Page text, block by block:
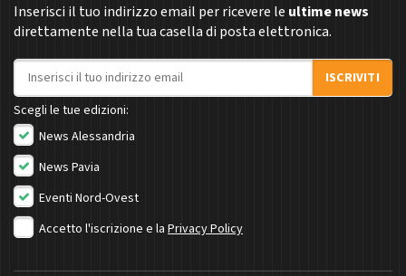
Inserisci il tuo indirizzo email per ricevere le ultime news
direttamente nella tua casella di posta elettronica.
Indirizzo email
ISCRIVITI
Scegli le tue edizioni:
News Alessandria
News Pavia
Eventi Nord-Ovest
Accetto l'iscrizione e la Privacy Policy